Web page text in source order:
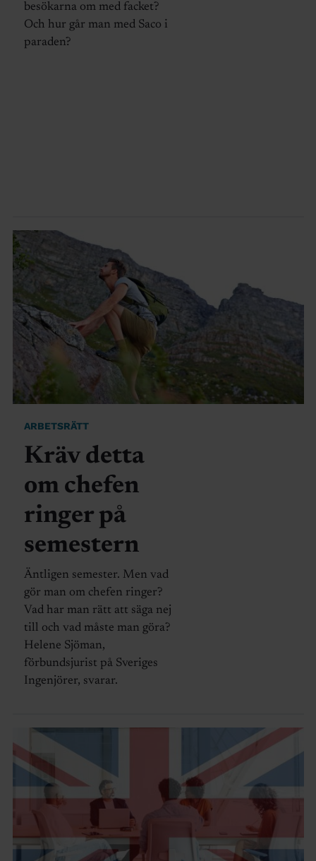
besökarna om med facket?
Och hur går man med Saco i
paraden?
ARBETSRÄTT
Kräv detta
om chefen
ringer på
semestern
Äntligen semester. Men vad
gör man om chefen ringer?
Vad har man rätt att säga nej
till och vad måste man göra?
Helene Sjöman,
förbundsjurist på Sveriges
Ingenjörer, svarar.